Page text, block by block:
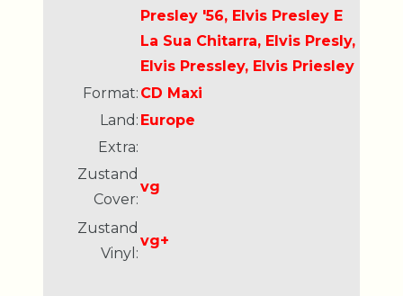
Presley '56, Elvis Presley E
La Sua Chitarra, Elvis Presly,
Elvis Pressley, Elvis Priesley
Format: CD Maxi
Land: Europe
Extra:
Zustand
Cover:
vg
Zustand
Vinyl:
vg+